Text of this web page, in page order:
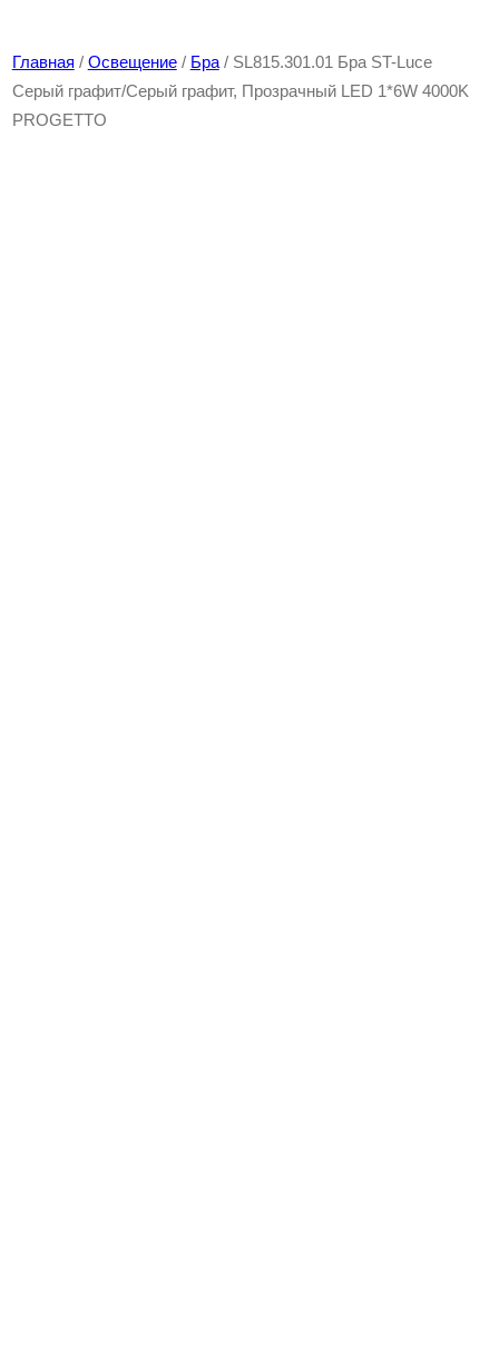
Главная / Освещение/ Бра/ SL815.301.01 Бра ST-Luce
Серый графит/Серый графит, Прозрачный LED 1*6W 4000K
PROGETTO